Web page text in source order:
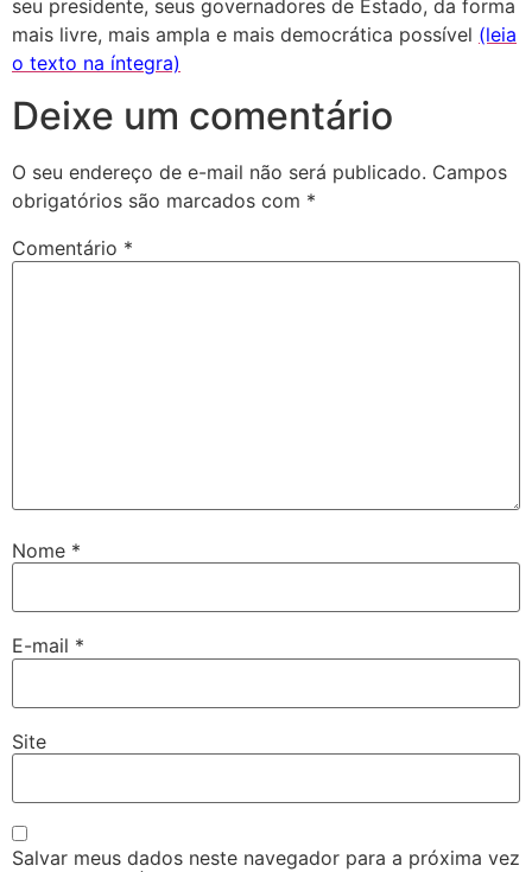
seu presidente, seus governadores de Estado, da forma
mais livre, mais ampla e mais democrática possível (leia
o texto na íntegra)
Deixe um comentário
O seu endereço de e-mail não será publicado. Campos
obrigatórios são marcados com *
Comentário *
Nome *
E-mail *
Site
Salvar meus dados neste navegador para a próxima vez